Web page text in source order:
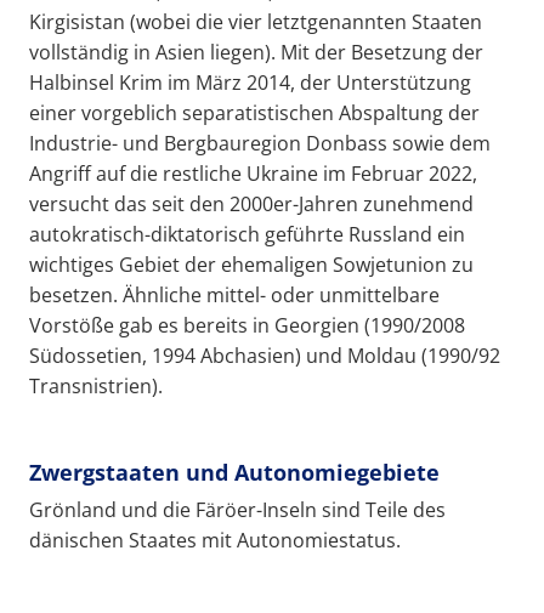
Kirgisistan (wobei die vier letztgenannten Staaten
vollständig in Asien liegen). Mit der Besetzung der
Halbinsel Krim im März 2014, der Unterstützung
einer vorgeblich separatistischen Abspaltung der
Industrie- und Bergbauregion Donbass sowie dem
Angriff auf die restliche Ukraine im Februar 2022,
versucht das seit den 2000er-Jahren zunehmend
autokratisch-diktatorisch geführte Russland ein
wichtiges Gebiet der ehemaligen Sowjetunion zu
besetzen. Ähnliche mittel- oder unmittelbare
Vorstöße gab es bereits in Georgien (1990/2008
Südossetien, 1994 Abchasien) und Moldau (1990/92
Transnistrien).
Zwergstaaten und Autonomiegebiete
Grönland und die Färöer-Inseln sind Teile des
dänischen Staates mit Autonomiestatus.